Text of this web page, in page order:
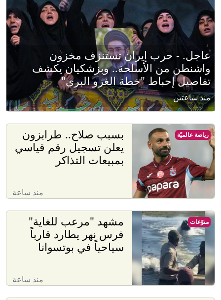
عاجل. - حرب إيران تستنزف مخزون
واشنطن من الأسلحة.. وبزشكيان يكشف
تفاصيل إحباط "خطة الغزو البري"
منذ ساعتين
بسبب صلاح.. طرابزون
يعلن تسجيل رقم قياسي
بمبيعات التذاكر
منذ ساعة
رياضة عالميّة
مشهد "مرعب للغاية"
فرس نهر يطارد قارباً
سياحياً في بوتسوانا
منذ ساعة
منوّعات